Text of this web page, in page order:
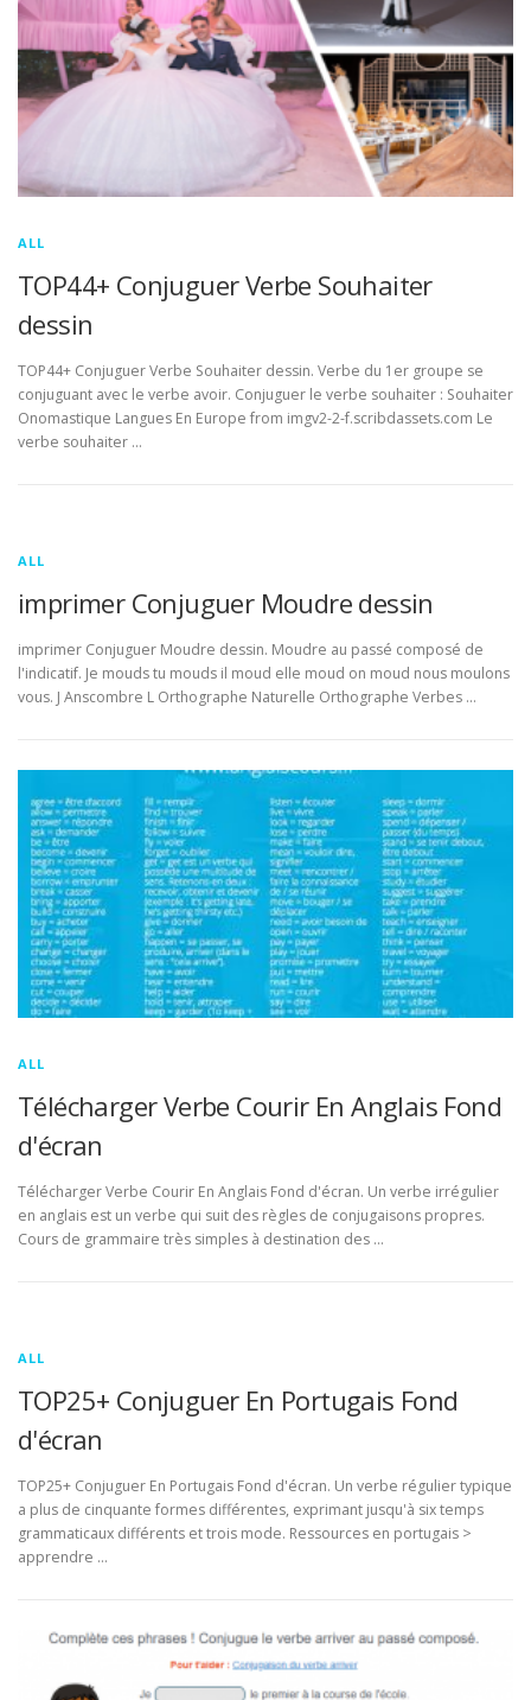
ALL
TOP44+ Conjuguer Verbe Souhaiter
dessin
TOP44+ Conjuguer Verbe Souhaiter dessin. Verbe du 1er groupe se
conjuguant avec le verbe avoir. Conjuguer le verbe souhaiter : Souhaiter
Onomastique Langues En Europe from imgv2-2-f.scribdassets.com Le
verbe souhaiter …
ALL
imprimer Conjuguer Moudre dessin
imprimer Conjuguer Moudre dessin. Moudre au passé composé de
l'indicatif. Je mouds tu mouds il moud elle moud on moud nous moulons
vous. J Anscombre L Orthographe Naturelle Orthographe Verbes …
ALL
Télécharger Verbe Courir En Anglais Fond
d'écran
Télécharger Verbe Courir En Anglais Fond d'écran. Un verbe irrégulier
en anglais est un verbe qui suit des règles de conjugaisons propres.
Cours de grammaire très simples à destination des …
ALL
TOP25+ Conjuguer En Portugais Fond
d'écran
TOP25+ Conjuguer En Portugais Fond d'écran. Un verbe régulier typique
a plus de cinquante formes différentes, exprimant jusqu'à six temps
grammaticaux différents et trois mode. Ressources en portugais >
apprendre …